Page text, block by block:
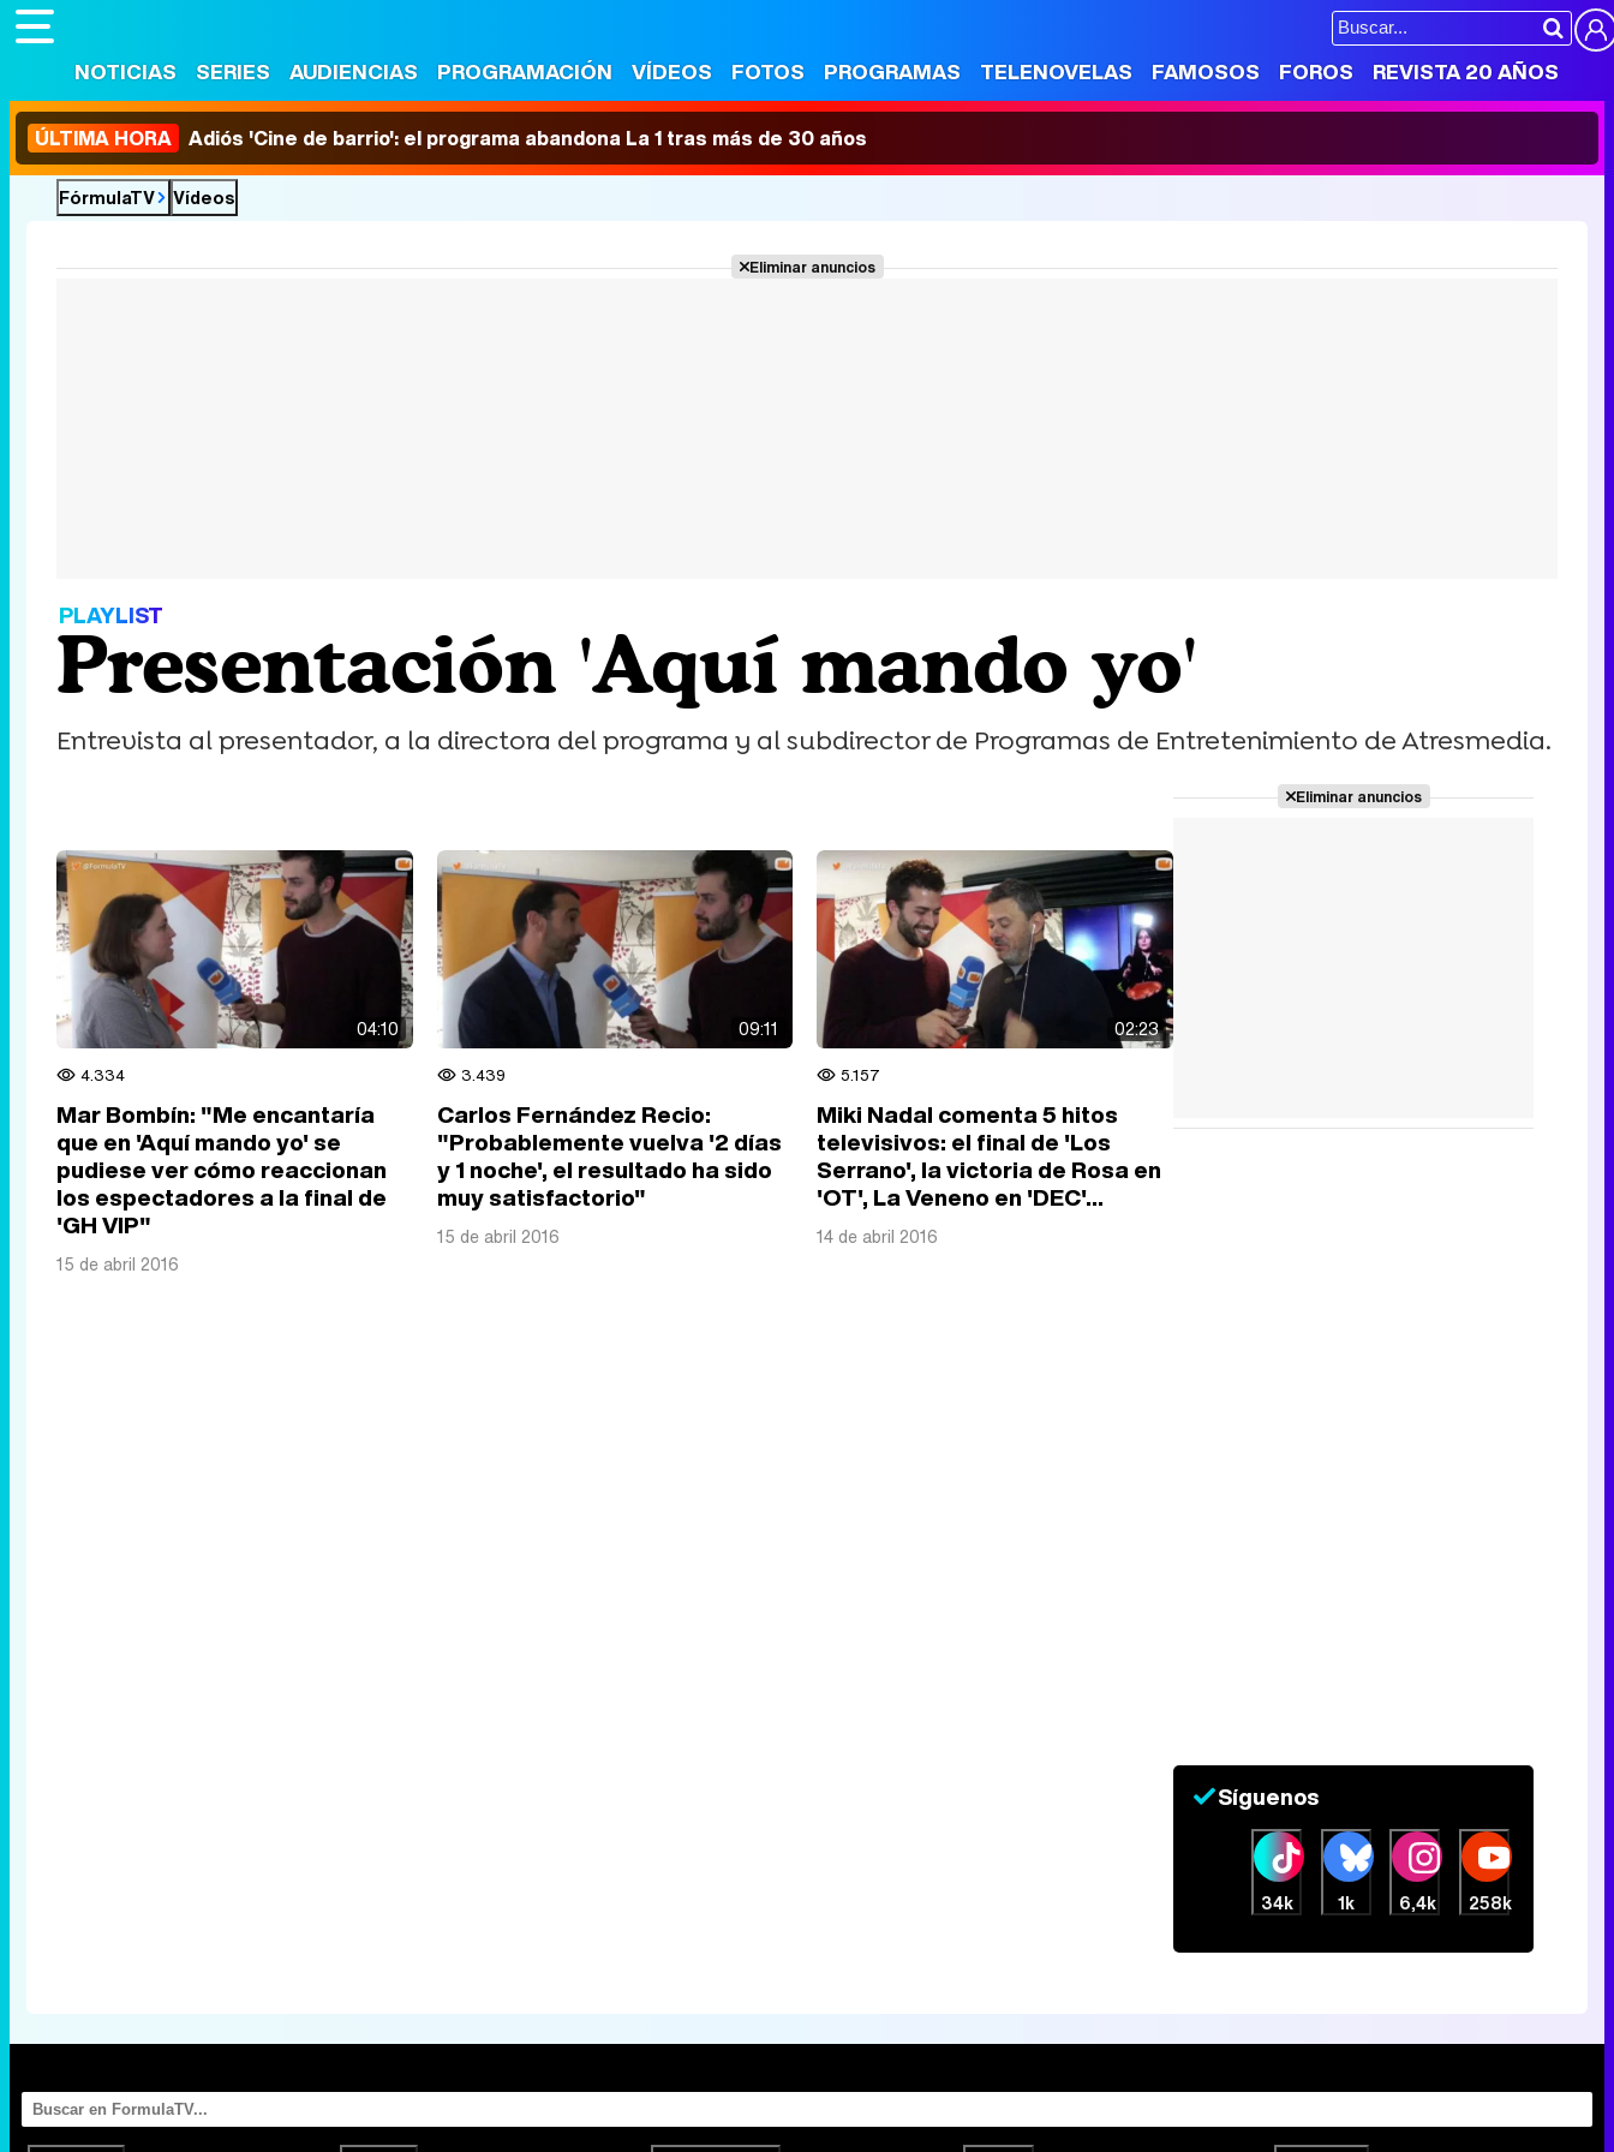
NOTICIAS SERIES AUDIENCIAS PROGRAMACIÓN VÍDEOS FOTOS PROGRAMAS TELENOVELAS FAMOSOS FOROS REVISTA 20 AÑOS
ÚLTIMA HORA Adiós 'Cine de barrio': el programa abandona La 1 tras más de 30 años
FórmulaTV Vídeos
Eliminar anuncios
PLAYLIST
Presentación 'Aquí mando yo'
Entrevista al presentador, a la directora del programa y al subdirector de Programas de Entretenimiento de Atresmedia.
04:10
4.334
Mar Bombín: "Me encantaría
que en 'Aquí mando yo' se
pudiese ver cómo reaccionan
los espectadores a la final de
'GH VIP"
15 de abril 2016
09:11
3.439
Carlos Fernández Recio:
"Probablemente vuelva '2 días
y 1 noche', el resultado ha sido
muy satisfactorio"
15 de abril 2016
02:23
5.157
Miki Nadal comenta 5 hitos
televisivos: el final de 'Los
Serrano', la victoria de Rosa en
'OT', La Veneno en 'DEC'...
14 de abril 2016
Eliminar anuncios
Síguenos
34k 1k 6,4k 258k